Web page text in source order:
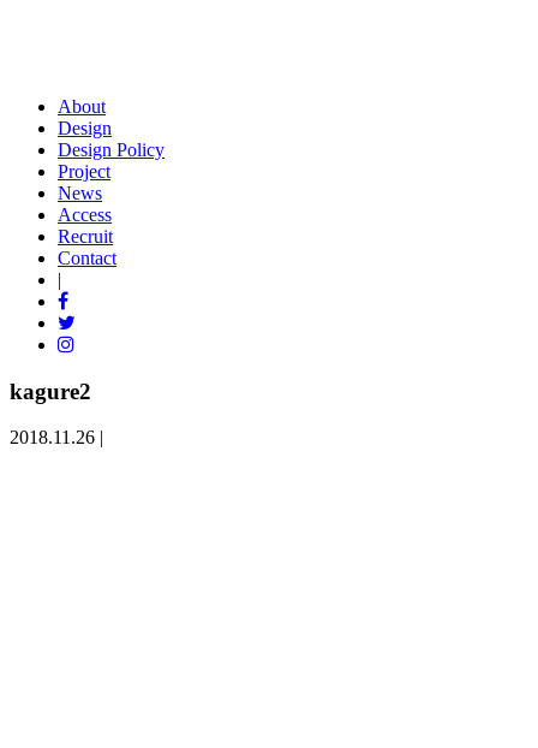
About
Design
Design Policy
Project
News
Access
Recruit
Contact
|
kagure2
2018.11.26 |